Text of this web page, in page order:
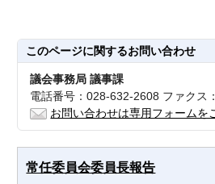
このページに関するお問い合わせ
議会事務局 議事課
電話番号：028-632-2608 ファクス
お問い合わせは専用フォームを
常任委員会委員長報告